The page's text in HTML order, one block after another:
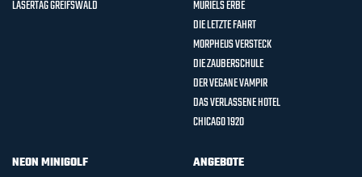
LASERTAG GREIFSWALD
MURIELS ERBE
DIE LETZTE FAHRT
MORPHEUS VERSTECK
DIE ZAUBERSCHULE
DER VEGANE VAMPIR
DAS VERLASSENE HOTEL
CHICAGO 1920
NEON MINIGOLF
ANGEBOTE